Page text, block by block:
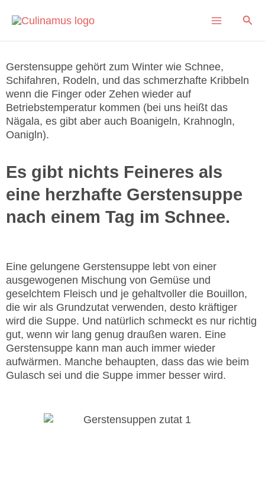
Main
Menu
Gerstensuppe gehört zum Winter wie Schnee,
Schifahren, Rodeln, und das schmerzhafte Kribbeln
wenn die Finger oder Zehen wieder auf
Betriebstemperatur kommen (bei uns heißt das
Nägala, es gibt aber auch Boanigeln, Krahnogln,
Oanigln).
Es gibt nichts Feineres als
eine herzhafte Gerstensuppe
nach einem Tag im Schnee.
Eine gelungene Gerstensuppe lebt von einer
ausgewogenen Mischung von Gemüse und
geselchtem Fleisch und je gehaltvoller die Bouillon,
die wir als Grundzutat verwenden, desto kräftiger
wird die Suppe. Und natürlich schmeckt es nur richtig
gut, wenn wir lang genug draußen waren. Eine
Gerstensuppe kann man auch immer wieder
aufwärmen. Manche behaupten, dass das wie beim
Gulasch sei und die Suppe immer besser wird.